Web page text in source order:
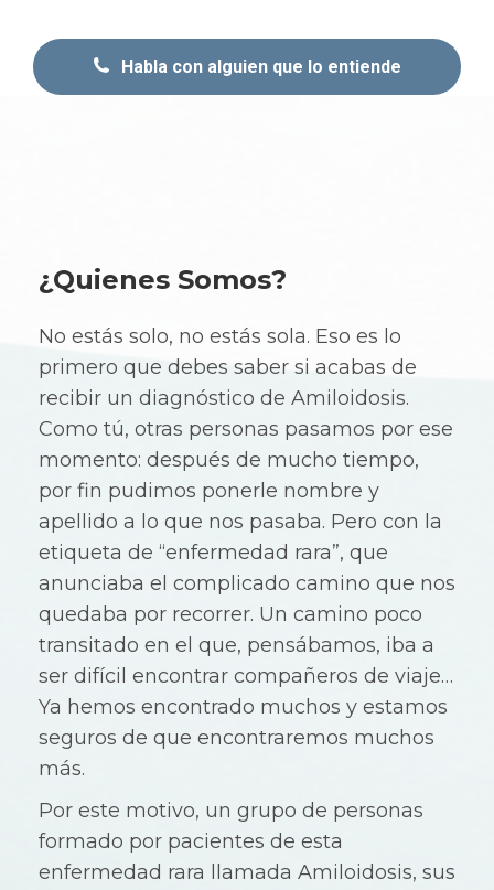
Habla con alguien que lo entiende
¿Quienes Somos?
No estás solo, no estás sola. Eso es lo
primero que debes saber si acabas de
recibir un diagnóstico de Amiloidosis.
Como tú, otras personas pasamos por ese
momento: después de mucho tiempo,
por fin pudimos ponerle nombre y
apellido a lo que nos pasaba. Pero con la
etiqueta de “enfermedad rara”, que
anunciaba el complicado camino que nos
quedaba por recorrer. Un camino poco
transitado en el que, pensábamos, iba a
ser difícil encontrar compañeros de viaje…
Ya hemos encontrado muchos y estamos
seguros de que encontraremos muchos
más.
Por este motivo, un grupo de personas
formado por pacientes de esta
enfermedad rara llamada Amiloidosis, sus